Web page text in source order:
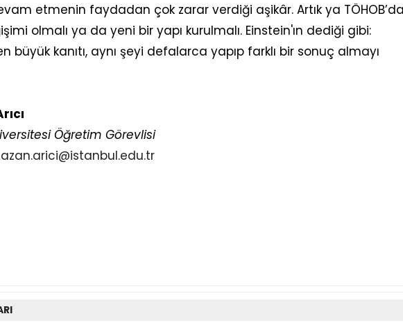
etmenin faydadan çok zarar verdiği aşikâr. Artık ya TÖHOB’da
olmalı ya da yeni bir yapı kurulmalı. Einstein'ın dediği gibi:
büyük kanıtı, aynı şeyi defalarca yapıp farklı bir sonuç almayı
Öğretim Görevlisi